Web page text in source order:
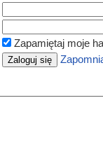
Zapamiętaj moje